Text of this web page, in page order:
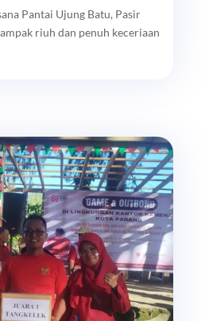
Pantai Ujung Batu, Pasir
riuh dan penuh keceriaan